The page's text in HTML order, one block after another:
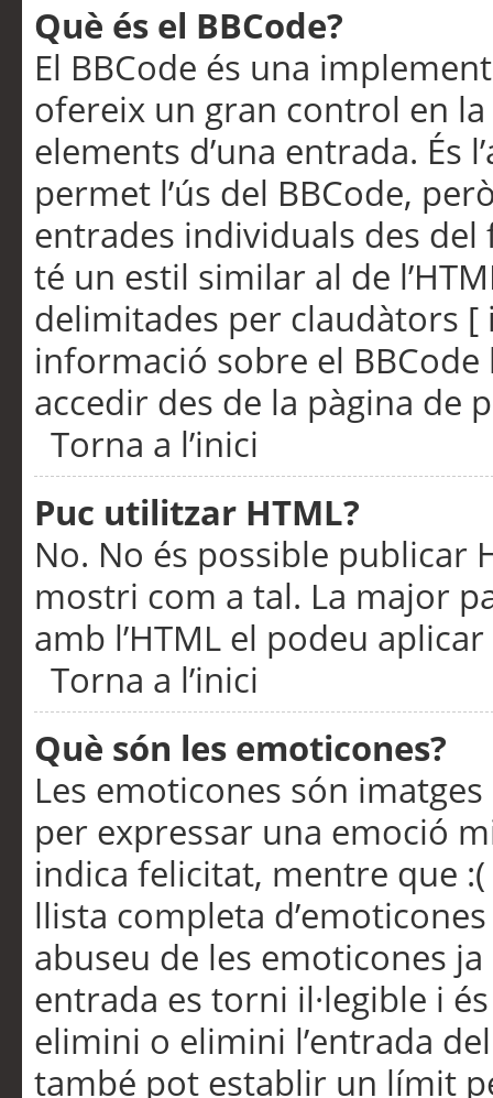
Què és el BBCode?
El BBCode és una
ofereix un gran control en
elements d’una entrada. És
permet l’ús del BBCode,
entrades individuals des
té un estil similar al de
delimitades per claudàtors [
informació sobre el
accedir des de la pàgina de
Torna a l’inici
Puc utilitzar HTML?
No. No és possible publicar
mostri com a tal. La major
amb l’HTML el podeu
Torna a l’inici
Què són les emoticones?
Les emoticones són
per expressar una emoció
indica felicitat, mentre que
llista completa
abuseu de les emoticones
entrada es torni il·legible i
elimini o elimini l’entrada
també pot establir un límit